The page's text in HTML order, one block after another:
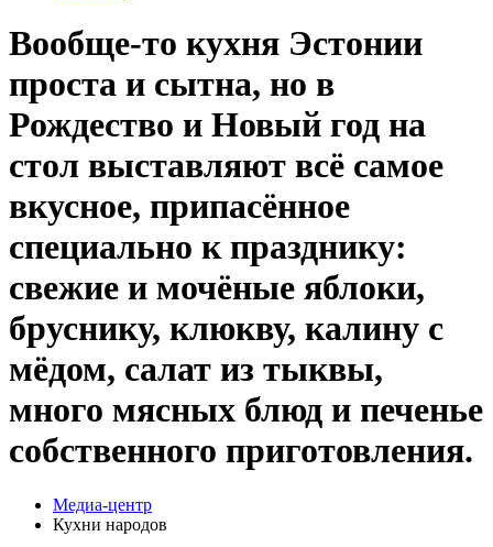
Вообще-то кухня Эстонии
проста и сытна, но в
Рождество и Новый год на
стол выставляют всё самое
вкусное, припасённое
специально к празднику:
свежие и мочёные яблоки,
бруснику, клюкву, калину с
мёдом, салат из тыквы,
много мясных блюд и печенье
собственного приготовления.
Медиа-центр
Кухни народов